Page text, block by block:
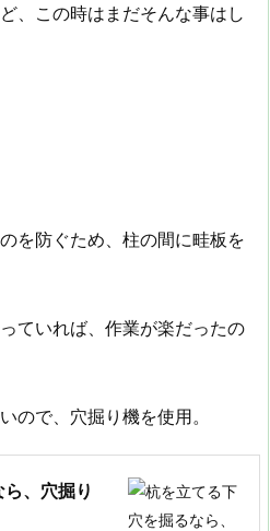
、この時はまだそんな事はし
を防ぐため、柱の間に畦板を
ていれば、作業が楽だったの
ので、穴掘り機を使用。
、穴掘り